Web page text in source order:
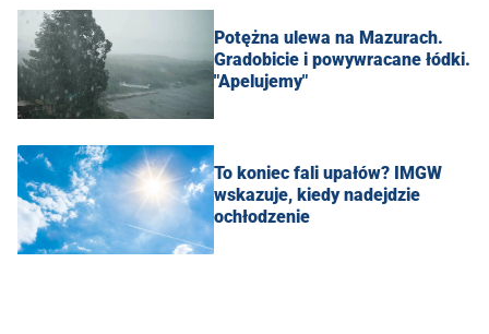
Potężna ulewa na Mazurach.
Gradobicie i powywracane łódki.
"Apelujemy"
To koniec fali upałów? IMGW
wskazuje, kiedy nadejdzie
ochłodzenie